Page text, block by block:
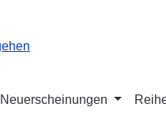
Neuerscheinungen